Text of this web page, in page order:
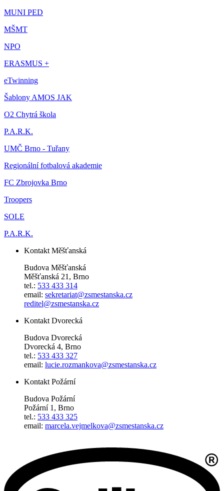
MUNI PED
MŠMT
NPO
ERASMUS +
eTwinning
Šablony AMOS JAK
O2 Chytrá škola
P.A.R.K.
UMČ Brno - Tuřany
Regionální fotbalová akademie
FC Zbrojovka Brno
Troopers
SOLE
P.A.R.K.
Kontakt Měšťanská
Budova Měšťanská
Měšťanská 21, Brno
tel.: 533 433 314
email: sekretariat@zsmestanska.cz
reditel@zsmestanska.cz
Kontakt Dvorecká
Budova Dvorecká
Dvorecká 4, Brno
tel.: 533 433 327
email: lucie.rozmankova@zsmestanska.cz
Kontakt Požární
Budova Požární
Požární 1, Brno
tel.: 533 433 325
email: marcela.vejmelkova@zsmestanska.cz